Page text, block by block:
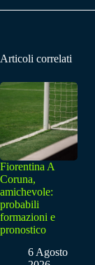
Articoli correlati
Fiorentina A
Coruna,
amichevole:
probabili
formazioni e
pronostico
6 Agosto